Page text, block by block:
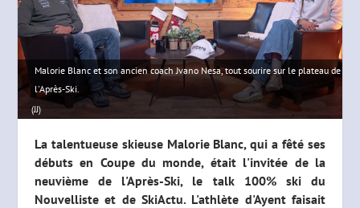
Malorie Blanc et son ancien coach Jvano Nesa, tout sourire sur le plateau de
l'Après-Ski.
(JJ)
La talentueuse skieuse Malorie Blanc, qui a fêté ses
débuts en Coupe du monde, était l'invitée de la
neuvième de l'Après-Ski, le talk 100% ski du
Nouvelliste et de SkiActu. L'athlète d'Ayent faisait